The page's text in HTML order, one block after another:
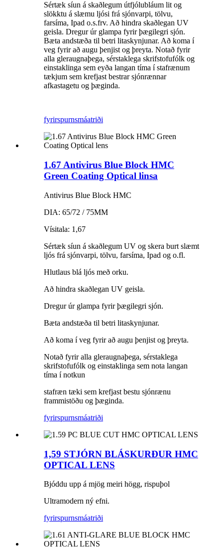
Sértæk síun á skaðlegum útfjólubláum lit og
slökktu á slæmu ljósi frá sjónvarpi, tölvu,
farsíma, Ipad o.s.frv. Að hindra skaðlegan UV
geisla. Dregur úr glampa fyrir þægilegri sjón.
Bæta andstæða til betri litaskynjunar. Að koma í
veg fyrir að augu þenjist og þreyta. Notað fyrir
alla gleraugnaþega, sérstaklega skrifstofufólk og
einstaklinga sem eyða langan tíma í stafrænum
tækjum sem krefjast bestrar sjónrænnar
afkastagetu og þæginda.
fyrirspurnsmáatriði
1.67 Antivirus Blue Block HMC
Green Coating Optical linsa
Antivirus Blue Block HMC
DIA: 65/72 / 75MM
Vísitala: 1,67
Sértæk síun á skaðlegum UV og skera burt slæmt
ljós frá sjónvarpi, tölvu, farsíma, Ipad og o.fl.
Hlutlaus blá ljós með orku.
Að hindra skaðlegan UV geisla.
Dregur úr glampa fyrir þægilegri sjón.
Bæta andstæða til betri litaskynjunar.
Að koma í veg fyrir að augu þenjist og þreyta.
Notað fyrir alla gleraugnaþega, sérstaklega
skrifstofufólk og einstaklinga sem nota langan
tíma í notkun
stafræn tæki sem krefjast bestu sjónrænu
frammistöðu og þæginda.
fyrirspurnsmáatriði
1,59 STJÓRN BLÁSKURÐUR HMC
OPTICAL LENS
Bjóddu upp á mjög meiri högg, rispuþol
Ultramodern ný efni.
fyrirspurnsmáatriði